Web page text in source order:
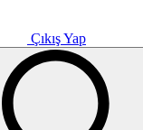
Çıkış Yap